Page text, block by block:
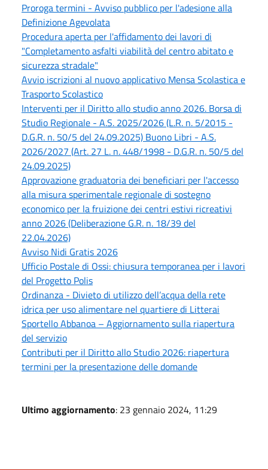
Proroga termini - Avviso pubblico per l'adesione alla
Definizione Agevolata
Procedura aperta per l'affidamento dei lavori di
"Completamento asfalti viabilità del centro abitato e
sicurezza stradale"
Avvio iscrizioni al nuovo applicativo Mensa Scolastica e
Trasporto Scolastico
Interventi per il Diritto allo studio anno 2026. Borsa di
Studio Regionale - A.S. 2025/2026 (L.R. n. 5/2015 -
D.G.R. n. 50/5 del 24.09.2025) Buono Libri - A.S.
2026/2027 (Art. 27 L. n. 448/1998 - D.G.R. n. 50/5 del
24.09.2025)
Approvazione graduatoria dei beneficiari per l'accesso
alla misura sperimentale regionale di sostegno
economico per la fruizione dei centri estivi ricreativi
anno 2026 (Deliberazione G.R. n. 18/39 del
22.04.2026)
Avviso Nidi Gratis 2026
Ufficio Postale di Ossi: chiusura temporanea per i lavori
del Progetto Polis
Ordinanza - Divieto di utilizzo dell’acqua della rete
idrica per uso alimentare nel quartiere di Litterai
Sportello Abbanoa – Aggiornamento sulla riapertura
del servizio
Contributi per il Diritto allo Studio 2026: riapertura
termini per la presentazione delle domande
Ultimo aggiornamento: 23 gennaio 2024, 11:29